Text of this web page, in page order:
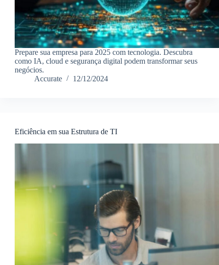
Prepare sua empresa para 2025 com tecnologia. Descubra
como IA, cloud e segurança digital podem transformar seus
negócios.
Accurate
12/12/2024
Eficiência em sua Estrutura de TI